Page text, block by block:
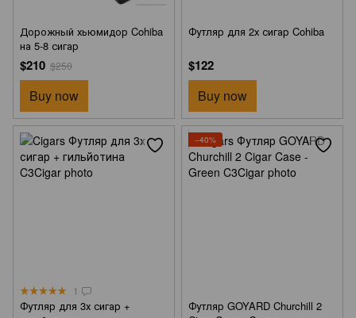
Дорожный хьюмидор Cohiba
на 5-8 сигар
$210 $250
Buy now
Футляр для 2х сигар Cohiba
$122
Buy now
1
Футляр для 3х сигар +
−40%
Футляр GOYARD Churchill 2